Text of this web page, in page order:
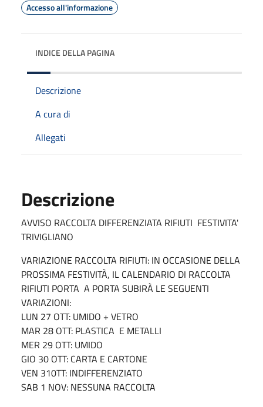
Accesso all'informazione
INDICE DELLA PAGINA
Descrizione
A cura di
Allegati
Descrizione
AVVISO RACCOLTA DIFFERENZIATA RIFIUTI FESTIVITA'
TRIVIGLIANO
VARIAZIONE RACCOLTA RIFIUTI: IN OCCASIONE DELLA
PROSSIMA FESTIVITÀ, IL CALENDARIO DI RACCOLTA
RIFIUTI PORTA A PORTA SUBIRÀ LE SEGUENTI
VARIAZIONI:
LUN 27 OTT: UMIDO + VETRO
MAR 28 OTT: PLASTICA E METALLI
MER 29 OTT: UMIDO
GIO 30 OTT: CARTA E CARTONE
VEN 310TT: INDIFFERENZIATO
SAB 1 NOV: NESSUNA RACCOLTA